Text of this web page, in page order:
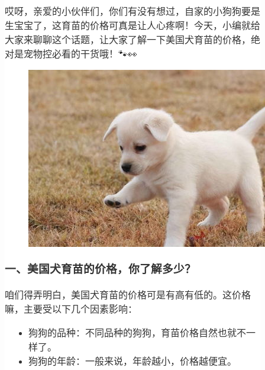
哎呀，亲爱的小伙伴们，你们有没有想过，自家的小狗狗要是
生宝宝了，这育苗的价格可真是让人心疼啊！今天，小编就给
大家来聊聊这个话题，让大家了解一下美国犬育苗的价格，绝
对是宠物控必看的干货哦！🐾👀
一、美国犬育苗的价格，你了解多少？
咱们得弄明白，美国犬育苗的价格可是有高有低的。这价格
嘛，主要受以下几个因素影响：
狗狗的品种：不同品种的狗狗，育苗价格自然也就不一
样了。
狗狗的年龄：一般来说，年龄越小，价格越便宜。